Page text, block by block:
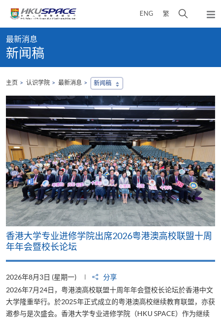
content
ENG 繁
开
弹
出
content
start
最新消息
新闻稿
主页 认识学院 最新消息 新闻稿
香港大学专业进修学院出席2026粤港澳高校联盟十周
年年会暨校长论坛
2026年8月3日 (星期一)
分享
2026年7月24日，粤港澳高校联盟十周年年会暨校长论坛於香港中文
大学隆重举行。於2025年正式成立的粤港澳高校继续教育联盟，亦获
邀参与是次盛会。香港大学专业进修学院（HKU SPACE）作为继续